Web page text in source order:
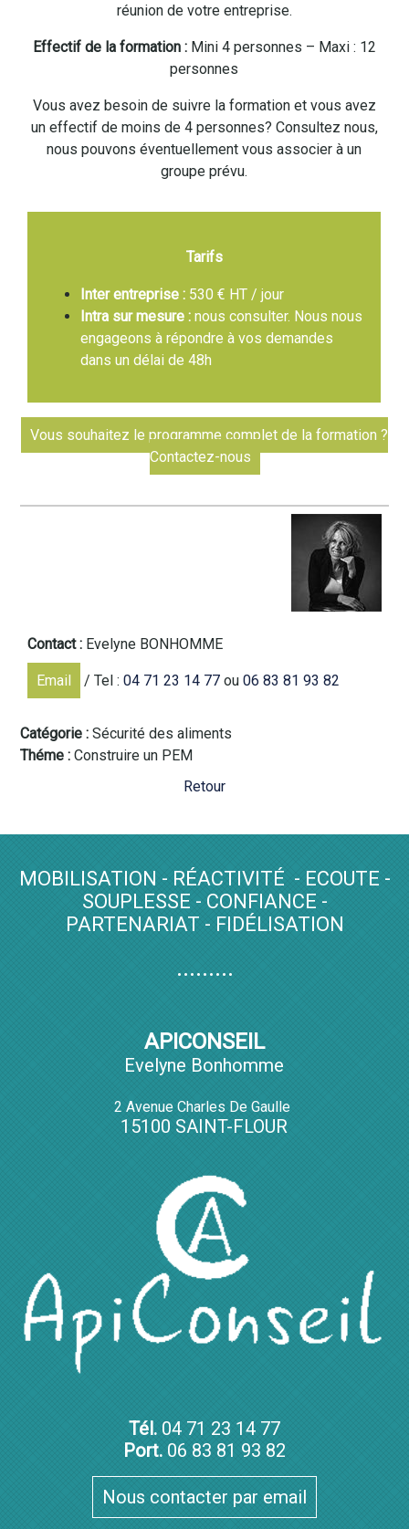
réunion de votre entreprise.
Effectif de la formation :Mini 4 personnes – Maxi : 12
personnes
Vous avez besoin de suivre la formation et vous avez
un effectif de moins de 4 personnes? Consultez nous,
nous pouvons éventuellement vous associer à un
groupe prévu.
Tarifs
Inter entreprise :530 € HT / jour
Intra sur mesure :nous consulter. Nous nous
engageons à répondre à vos demandes
dans un délai de 48h
Vous souhaitez le programme complet de la formation ?
Contactez-nous
Contact : Evelyne BONHOMME
Email / Tel :04 71 23 14 77 ou06 83 81 93 82
Catégorie
Sécurité des aliments
Théme
Construire un PEM
Retour
MOBILISATION - RÉACTIVITÉ - ECOUTE -
SOUPLESSE - CONFIANCE -
PARTENARIAT - FIDÉLISATION
.........
APICONSEIL
Evelyne Bonhomme
2 Avenue Charles De Gaulle
15100 SAINT-FLOUR
Tél.04 71 23 14 77
Port.06 83 81 93 82
Nous contacter par email